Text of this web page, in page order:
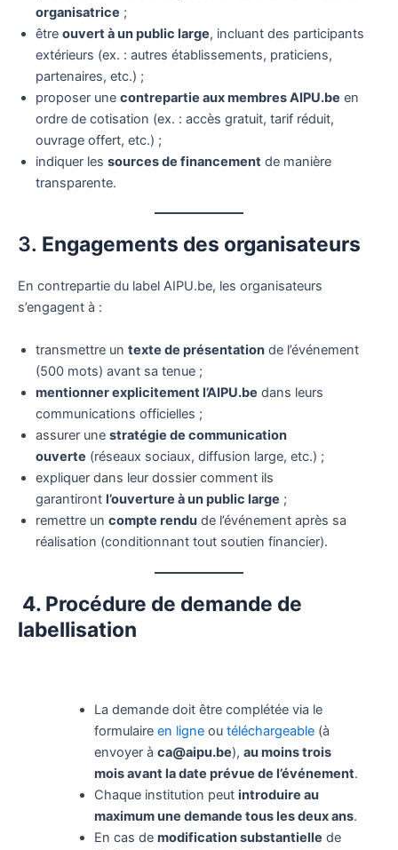
organisatrice ;
être ouvert à un public large, incluant des participants
extérieurs (ex. : autres établissements, praticiens,
partenaires, etc.) ;
proposer une contrepartie aux membres AIPU.be en
ordre de cotisation (ex. : accès gratuit, tarif réduit,
ouvrage offert, etc.) ;
indiquer les sources de financement de manière
transparente.
3. Engagements des organisateurs
En contrepartie du label AIPU.be, les organisateurs
s’engagent à :
transmettre un texte de présentation de l’événement
(500 mots) avant sa tenue ;
mentionner explicitement l’AIPU.be dans leurs
communications officielles ;
assurer une stratégie de communication
ouverte (réseaux sociaux, diffusion large, etc.) ;
expliquer dans leur dossier comment ils
garantiront l’ouverture à un public large ;
remettre un compte rendu de l’événement après sa
réalisation (conditionnant tout soutien financier).
4. Procédure de demande de
labellisation
La demande doit être complétée via le
formulaire en ligneou téléchargeable(à
envoyer à ca@aipu.be), au moins trois
mois avant la date prévue de l’événement.
Chaque institution peut introduire au
maximum une demande tous les deux ans.
En cas de modification substantielle de